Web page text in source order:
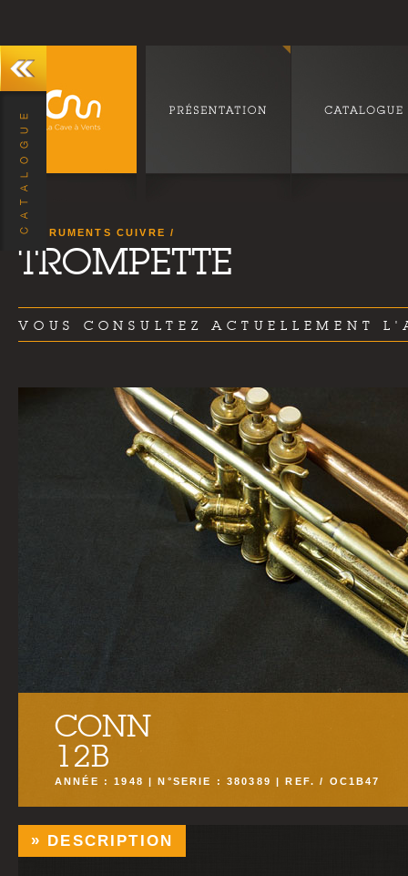
INSTRUMENTS CUIVRE
TROMPETTE
VOUS CONSULTEZ ACTUELLEMENT
CONN
12B
ANNÉE : 1948 | N°SERIE : 380389 | REF. / OC1B47
DESCRIPTION